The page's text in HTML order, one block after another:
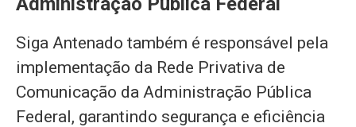
Siga Antenado também é responsável pela
implementação da Rede Privativa de
Comunicação da Administração Pública
Federal, garantindo segurança e eficiência